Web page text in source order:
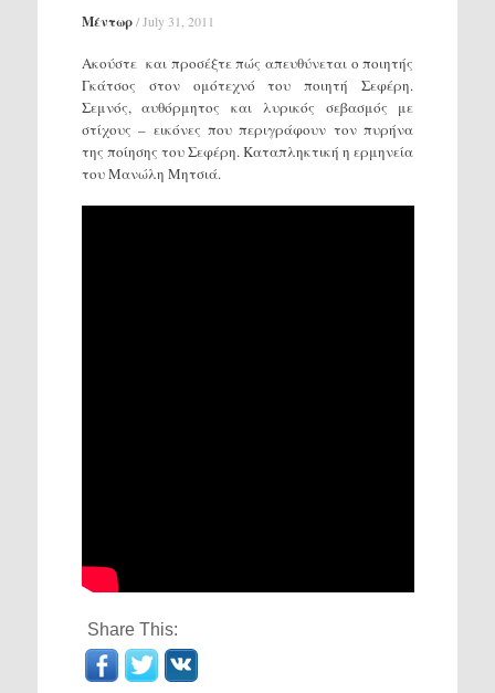
Μέντωρ/ July 31, 2011
Ακούστε και προσέξτε πώς απευθύνεται ο ποιητής
Γκάτσος στον ομότεχνό του ποιητή Σεφέρη.
Σεμνός, αυθόρμητος και λυρικός σεβασμός με
στίχους – εικόνες που περιγράφουν τον πυρήνα
της ποίησης του Σεφέρη. Καταπληκτική η ερμηνεία
του Μανώλη Μητσιά.
Share This: